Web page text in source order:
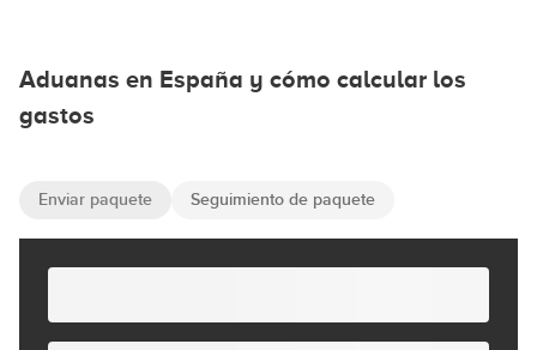
Aduanas en España y cómo calcular los
gastos
Enviar paquete Seguimiento de paquete